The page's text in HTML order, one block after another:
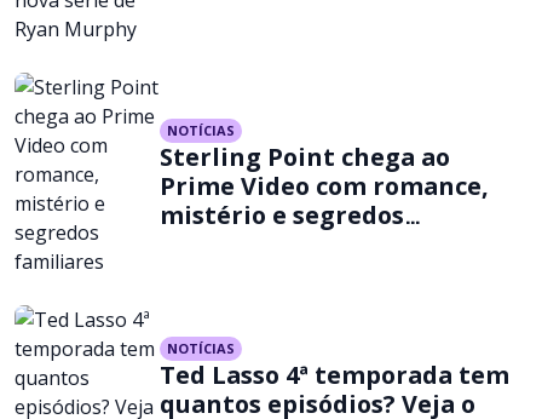
NOTÍCIAS
Sterling Point chega ao
Prime Video com romance,
mistério e segredos
NOTÍCIAS
Ted Lasso 4ª temporada tem
quantos episódios? Veja o